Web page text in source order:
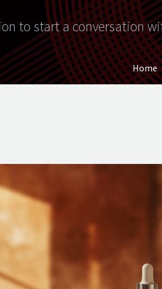
to start a conversation
Home